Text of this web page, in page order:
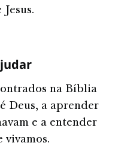
na Bíblia
Deus, a aprender
e a entender
vivamos.